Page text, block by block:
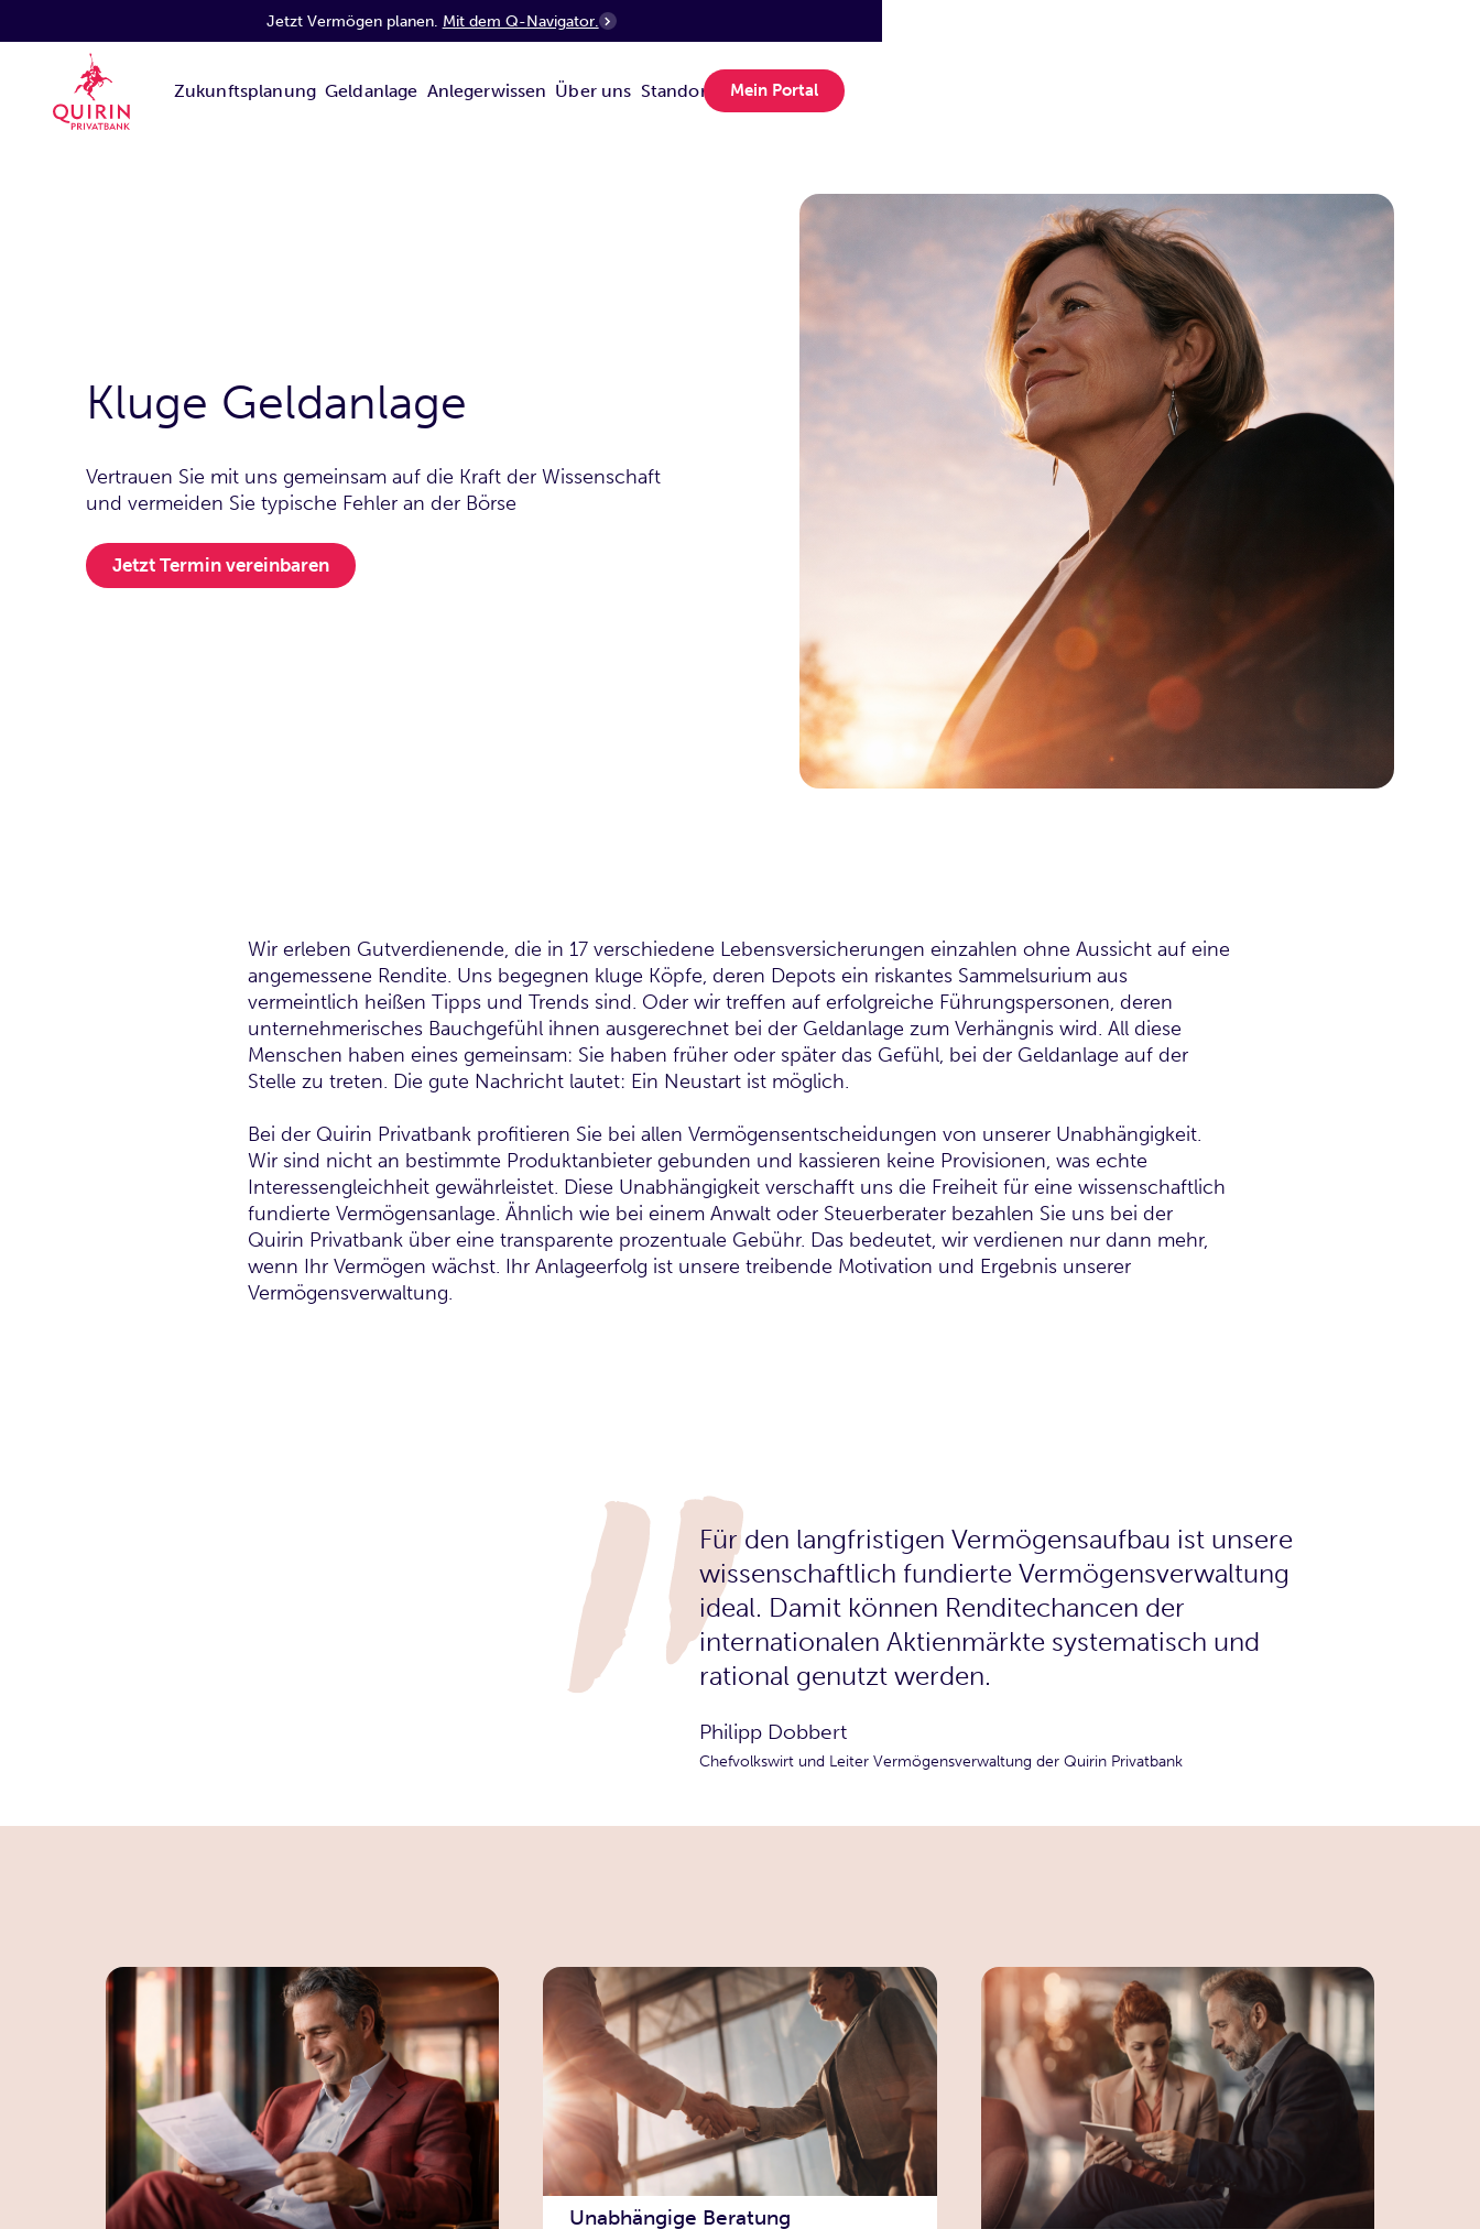
Jetzt Vermögen planen. Mit dem Q-Navigator.
Zukunftsplanung Geldanlage Anlegerwissen Über uns Standorte Mein Portal
Kluge Geldanlage
Vertrauen Sie mit uns gemeinsam auf die Kraft der Wissenschaft
und vermeiden Sie typische Fehler an der Börse
Jetzt Termin vereinbaren
Wir erleben Gutverdienende, die in 17 verschiedene Lebensversicherungen einzahlen ohne Aussicht auf eine
angemessene Rendite. Uns begegnen kluge Köpfe, deren Depots ein riskantes Sammelsurium aus
vermeintlich heißen Tipps und Trends sind. Oder wir treffen auf erfolgreiche Führungspersonen, deren
unternehmerisches Bauchgefühl ihnen ausgerechnet bei der Geldanlage zum Verhängnis wird. All diese
Menschen haben eines gemeinsam: Sie haben früher oder später das Gefühl, bei der Geldanlage auf der
Stelle zu treten. Die gute Nachricht lautet: Ein Neustart ist möglich.
Bei der Quirin Privatbank profitieren Sie bei allen Vermögensentscheidungen von unserer Unabhängigkeit.
Wir sind nicht an bestimmte Produktanbieter gebunden und kassieren keine Provisionen, was echte
Interessengleichheit gewährleistet. Diese Unabhängigkeit verschafft uns die Freiheit für eine wissenschaftlich
fundierte Vermögensanlage. Ähnlich wie bei einem Anwalt oder Steuerberater bezahlen Sie uns bei der
Quirin Privatbank über eine transparente prozentuale Gebühr. Das bedeutet, wir verdienen nur dann mehr,
wenn Ihr Vermögen wächst. Ihr Anlageerfolg ist unsere treibende Motivation und Ergebnis unserer
Vermögensverwaltung.
Für den langfristigen Vermögensaufbau ist unsere
wissenschaftlich fundierte Vermögensverwaltung
ideal. Damit können Renditechancen der
internationalen Aktienmärkte systematisch und
rational genutzt werden.
Philipp Dobbert
Chefvolkswirt und Leiter Vermögensverwaltung der Quirin Privatbank
Unabhängige Beratung